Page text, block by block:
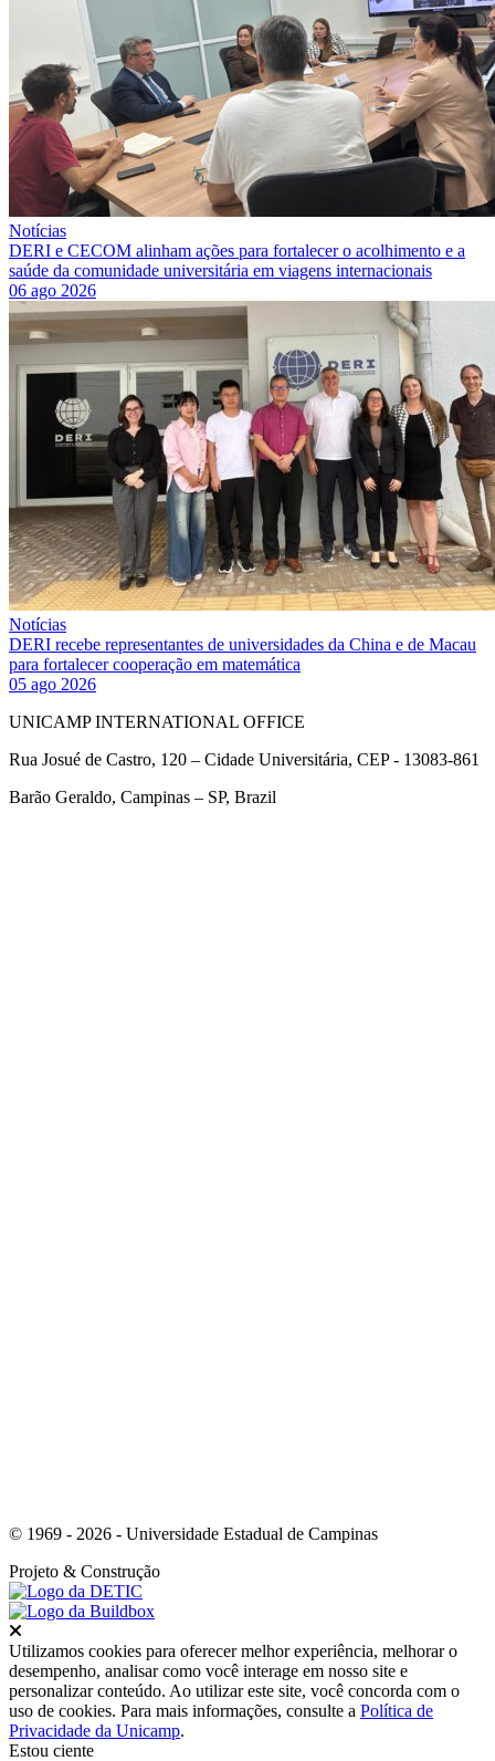
Notícias
DERI e CECOM alinham ações para fortalecer o acolhimento e a
saúde da comunidade universitária em viagens internacionais
06 ago 2026
Notícias
DERI recebe representantes de universidades da China e de Macau
para fortalecer cooperação em matemática
05 ago 2026
UNICAMP INTERNATIONAL OFFICE
Rua Josué de Castro, 120 – Cidade Universitária, CEP - 13083-861
Barão Geraldo, Campinas – SP, Brazil
© 1969 - 2026 - Universidade Estadual de Campinas
Projeto & Construção
Utilizamos cookies para oferecer melhor experiência, melhorar o
desempenho, analisar como você interage em nosso site e
personalizar conteúdo. Ao utilizar este site, você concorda com o
uso de cookies. Para mais informações, consulte a Política de
Privacidade da Unicamp.
Estou ciente